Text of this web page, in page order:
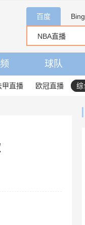
百度 Bing
球队
甲直播 欧冠直播 综